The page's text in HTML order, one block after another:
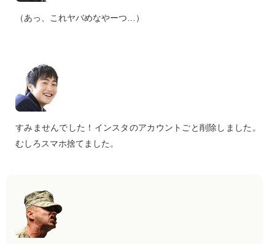
（あっ、これヤバめなやーつ…）
すみませんでした！インスタのアカウントごと削除しました。
むしろスマホ捨てました。